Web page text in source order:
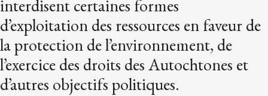
interdisent certaines formes
d’exploitation des ressources en faveur de
la protection de l’environnement, de
l’exercice des droits des Autochtones et
d’autres objectifs politiques.